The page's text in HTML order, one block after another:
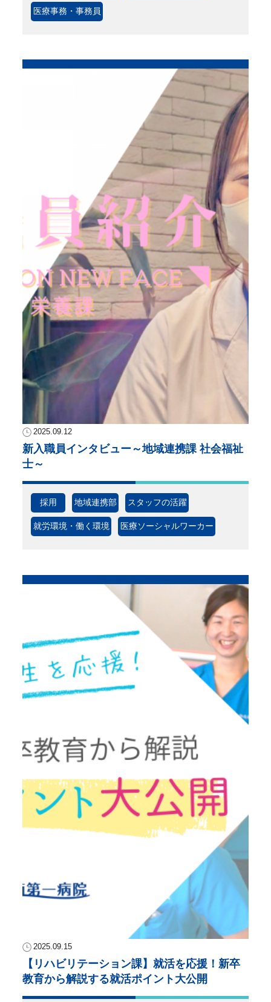
医療事務・事務員
2025.09.12
新入職員インタビュー～地域連携課 社会福祉
士～
採用 地域連携部 スタッフの活躍
就労環境・働く環境 医療ソーシャルワーカー
2025.09.15
【リハビリテーション課】就活を応援！新卒
教育から解説する就活ポイント大公開